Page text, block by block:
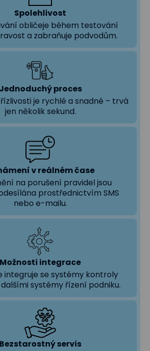
Spolehlivost
obličeje během testování
a zabraňuje podvodům.
Jednoduchý proces
je rychlé a snadné – trvá
jen několik sekund.
v reálném čase
na porušení pravidel jsou
prostřednictvím SMS
nebo e-mailu.
Možnosti integrace
integruje se systémy kontroly
systémy řízení podniku.
Bezstarostný servis